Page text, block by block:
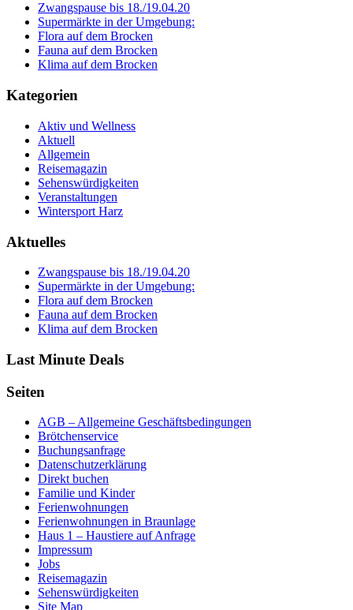
Zwangspause bis 18./19.04.20
Supermärkte in der Umgebung:
Flora auf dem Brocken
Fauna auf dem Brocken
Klima auf dem Brocken
Kategorien
Aktiv und Wellness
Aktuell
Allgemein
Reisemagazin
Sehenswürdigkeiten
Veranstaltungen
Wintersport Harz
Aktuelles
Zwangspause bis 18./19.04.20
Supermärkte in der Umgebung:
Flora auf dem Brocken
Fauna auf dem Brocken
Klima auf dem Brocken
Last Minute Deals
Seiten
AGB – Allgemeine Geschäftsbedingungen
Brötchenservice
Buchungsanfrage
Datenschutzerklärung
Direkt buchen
Familie und Kinder
Ferienwohnungen
Ferienwohnungen in Braunlage
Haus 1 – Haustiere auf Anfrage
Impressum
Jobs
Reisemagazin
Sehenswürdigkeiten
Site Map